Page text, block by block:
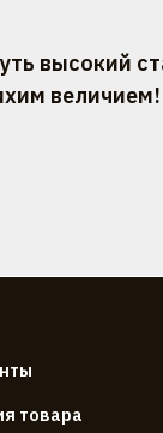
высокий
величием!
товара